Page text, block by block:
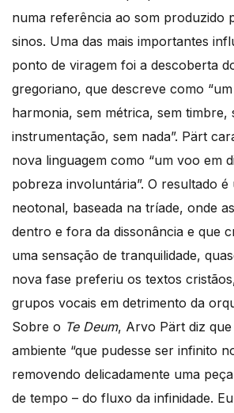
numa referência ao som produzido
sinos. Uma das mais importantes
ponto de viragem foi a descoberta
gregoriano, que descreve como
harmonia, sem métrica, sem timbre,
instrumentação, sem nada”. Pärt
nova linguagem como “um voo em
pobreza involuntária”. O resultado
neotonal, baseada na tríade, onde
dentro e fora da dissonância e que
uma sensação de tranquilidade,
nova fase preferiu os textos
grupos vocais em detrimento da
Sobre o Te Deum, Arvo Pärt diz
ambiente “que pudesse ser infinito
removendo delicadamente uma
de tempo – do fluxo da infinidade.